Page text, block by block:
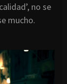
no se
mucho.